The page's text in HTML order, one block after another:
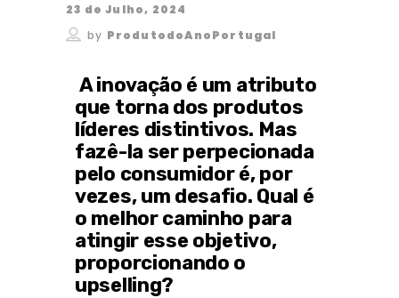
23 de Julho, 2024
by ProdutodoAnoPortugal
A inovação é um atributo
que torna dos produtos
líderes distintivos. Mas
fazê-la ser perpecionada
pelo consumidor é, por
vezes, um desafio. Qual é
o melhor caminho para
atingir esse objetivo,
proporcionando o
upselling?